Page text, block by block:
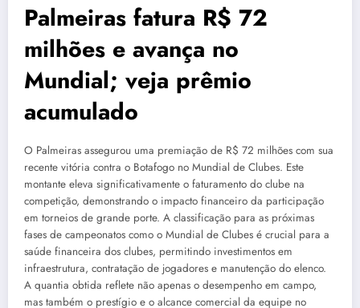
Palmeiras fatura R$ 72
milhões e avança no
Mundial; veja prêmio
acumulado
O Palmeiras assegurou uma premiação de R$ 72 milhões com sua
recente vitória contra o Botafogo no Mundial de Clubes. Este
montante eleva significativamente o faturamento do clube na
competição, demonstrando o impacto financeiro da participação
em torneios de grande porte. A classificação para as próximas
fases de campeonatos como o Mundial de Clubes é crucial para a
saúde financeira dos clubes, permitindo investimentos em
infraestrutura, contratação de jogadores e manutenção do elenco.
A quantia obtida reflete não apenas o desempenho em campo,
mas também o prestígio e o alcance comercial da equipe no